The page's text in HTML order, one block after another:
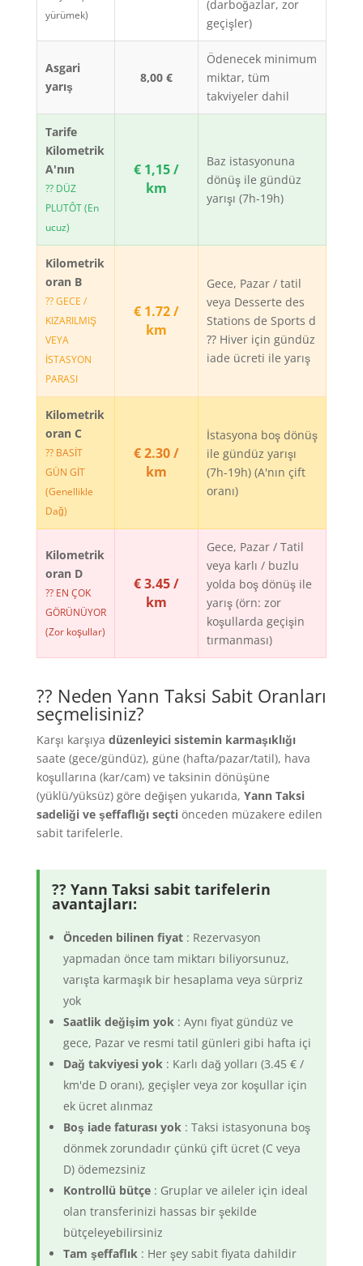
yürümek)
(darboğazlar, zor
geçişler)
Asgari
yarış
8,00 €
Ödenecek minimum
miktar, tüm
takviyeler dahil
Tarife
Kilometrik
A'nın
?? DÜZ
PLUTÔT (En
ucuz)
€ 1,15 /
km
Baz istasyonuna
dönüş ile gündüz
yarışı (7h-19h)
Kilometrik
oran B
?? GECE /
KIZARILMIŞ
VEYA
İSTASYON
PARASI
€ 1.72 /
km
Gece, Pazar / tatil
veya Desserte des
Stations de Sports d
⁇ Hiver için gündüz
iade ücreti ile yarış
Kilometrik
oran C
?? BASİT
GÜN GİT
(Genellikle
Dağ)
€ 2.30 /
km
İstasyona boş dönüş
ile gündüz yarışı
(7h-19h) (A'nın çift
oranı)
Kilometrik
oran D
?? EN ÇOK
GÖRÜNÜYOR
(Zor koşullar)
€ 3.45 /
km
Gece, Pazar / Tatil
veya karlı / buzlu
yolda boş dönüş ile
yarış (örn: zor
koşullarda geçişin
tırmanması)
?? Neden Yann Taksi Sabit Oranları
seçmelisiniz?
Karşı karşıya düzenleyici sistemin karmaşıklığı
saate (gece/gündüz), güne (hafta/pazar/tatil), hava
koşullarına (kar/cam) ve taksinin dönüşüne
(yüklü/yüksüz) göre değişen yukarıda, Yann Taksi
sadeliği ve şeffaflığı seçtiönceden müzakere edilen
sabit tarifelerle.
?? Yann Taksi sabit tarifelerin
avantajları:
Önceden bilinen fiyat: Rezervasyon
yapmadan önce tam miktarı biliyorsunuz,
varışta karmaşık bir hesaplama veya sürpriz
yok
Saatlik değişim yok: Aynı fiyat gündüz ve
gece, Pazar ve resmi tatil günleri gibi hafta içi
Dağ takviyesi yok: Karlı dağ yolları (3.45 € /
km'de D oranı), geçişler veya zor koşullar için
ek ücret alınmaz
Boş iade faturası yok: Taksi istasyonuna boş
dönmek zorundadır çünkü çift ücret (C veya
D) ödemezsiniz
Kontrollü bütçe: Gruplar ve aileler için ideal
olan transferinizi hassas bir şekilde
bütçeleyebilirsiniz
Tam şeffaflık: Her şey sabit fiyata dahildir